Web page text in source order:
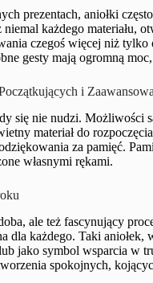
prezentach, aniołki
każdego materiału,
czegoś więcej niż
gesty mają ogromną
i
się nie nudzi. Możliwości
materiał do
za pamięć.
własnymi rękami.
ale też fascynujący
dla każdego. Taki
jako symbol wsparcia w
spokojnych,